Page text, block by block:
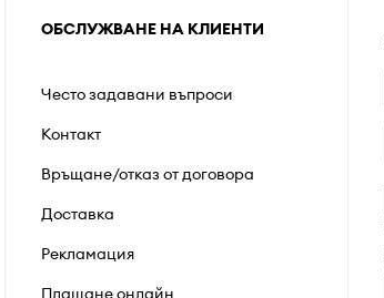
ОБСЛУЖВАНЕ НА КЛИЕНТИ
Често задавани въпроси
Контакт
Връщане/отказ от договора
Доставка
Рекламация
Плащане онлайн